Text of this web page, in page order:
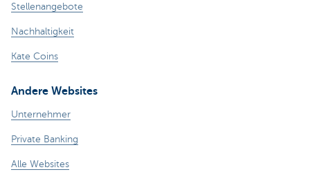
Stellenangebote
Nachhaltigkeit
Kate Coins
Andere Websites
Unternehmer
Private Banking
Alle Websites